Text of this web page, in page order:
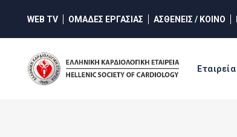
content
WEB TV ΟΜΑΔΕΣ ΕΡΓΑΣΙΑΣ ΑΣΘΕΝΕΙΣ / ΚΟΙΝΟ
Εταιρεία